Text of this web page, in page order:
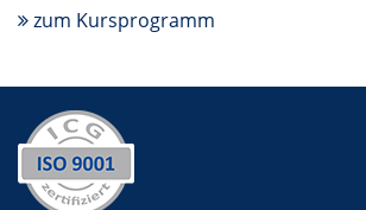
zum Kursprogramm